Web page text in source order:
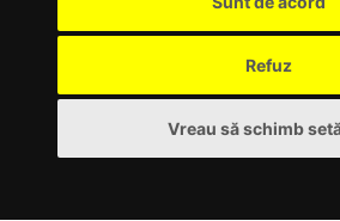
Refuz
Vreau să schimb